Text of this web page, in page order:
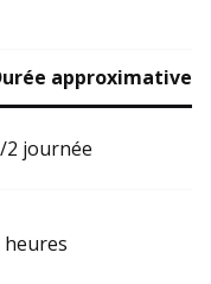
approximative
2 journée
heures